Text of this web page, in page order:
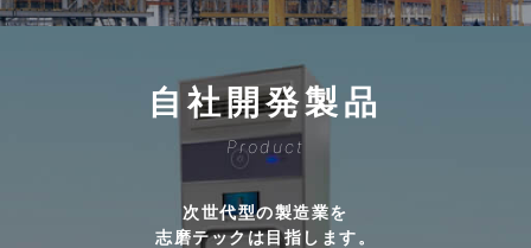
自社開発製品
Product
次世代型の製造業を
志磨テックは目指します。